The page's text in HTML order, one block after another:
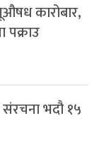
कारोबार,
पक्राउ
भदौ १५